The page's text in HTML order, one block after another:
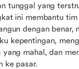
tunggal yang
ini membantu tim
dengan benar,
kepentingan,
yang mahal, dan
ke pasar.